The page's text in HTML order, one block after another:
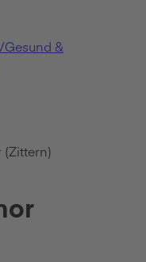
Gesund &
(Zittern)